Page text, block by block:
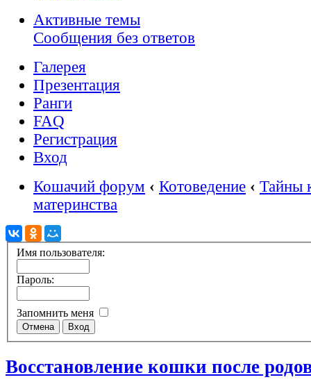
Активные темы
Сообщения без ответов
Галерея
Презентация
Ранги
FAQ
Регистрация
Вход
Кошачий форум ‹ Котоведение ‹ Тайны
материнства
Имя пользователя:
Пароль:
Запомнить меня
Восстановление кошки после